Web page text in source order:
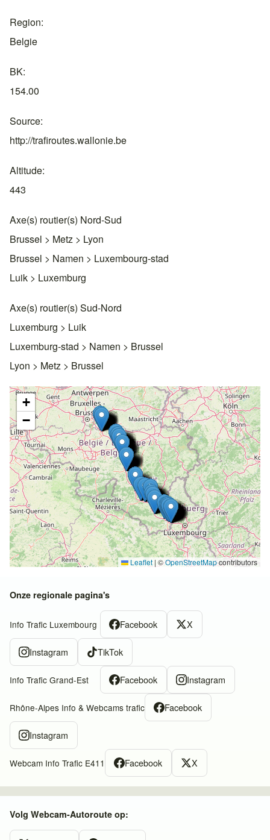
Region
Belgie
BK
154.00
Source
http://trafiroutes.wallonie.be
Altitude
443
Axe(s) routier(s) Nord-Sud
Brussel > Metz > Lyon
Brussel > Namen > Luxembourg-stad
Luik > Luxemburg
Axe(s) routier(s) Sud-Nord
Luxemburg > Luik
Luxemburg-stad > Namen > Brussel
Lyon > Metz > Brussel
+
−
Leaflet | ©OpenStreetMapcontributors
Onze regionale pagina's
Info Trafic Luxembourg Facebook X
Instagram TikTok
Info Trafic Grand-Est Facebook Instagram
Rhône-Alpes Info & Webcams trafic Facebook
Instagram
Webcam Info Trafic E411 Facebook X
Volg Webcam-Autoroute op: